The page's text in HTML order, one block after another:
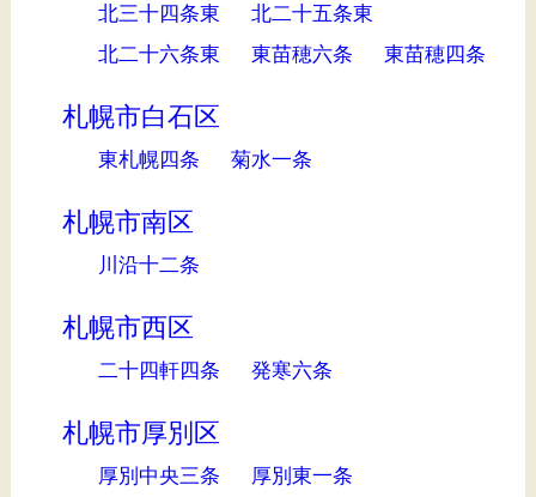
北三十四条東
北二十五条東
北二十六条東
東苗穂六条 東苗穂四条
札幌市白石区
東札幌四条 菊水一条
札幌市南区
川沿十二条
札幌市西区
二十四軒四条 発寒六条
札幌市厚別区
厚別中央三条 厚別東一条